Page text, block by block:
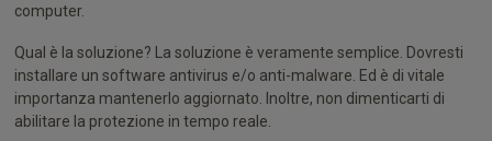
computer.
Qual è la soluzione? La soluzione è veramente semplice. Dovresti
installare un software antivirus e/o anti-malware. Ed è di vitale
importanza mantenerlo aggiornato. Inoltre, non dimenticarti di
abilitare la protezione in tempo reale.